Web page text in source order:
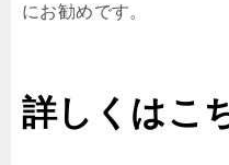
にお勧めです。
詳しくはこ